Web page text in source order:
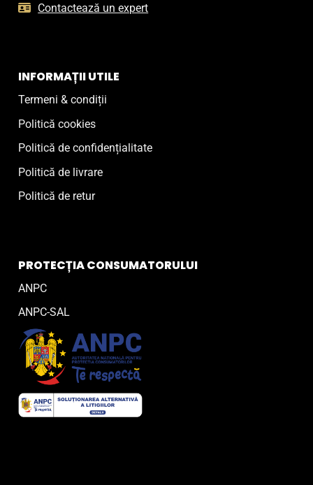
Contactează un expert
INFORMAȚII UTILE
Termeni & condiții
Politică cookies
Politică de confidențialitate
Politică de livrare
Politică de retur
PROTECȚIA CONSUMATORULUI
ANPC
ANPC-SAL